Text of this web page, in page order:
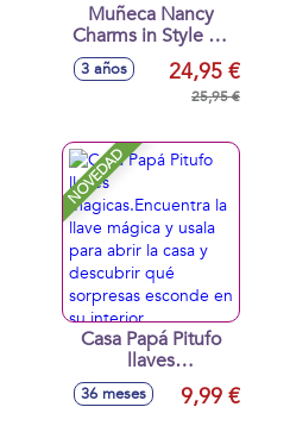
Muñeca Nancy
Charms in Style 42
cm. Incluyen unos
zuecos que
variedad de
charms.
3 años 24,95 €
25,95 €
NOVEDAD
Casa Papá Pitufo
llaves
magicas.Encuentra
la llave mágica y
36 meses 9,99 €